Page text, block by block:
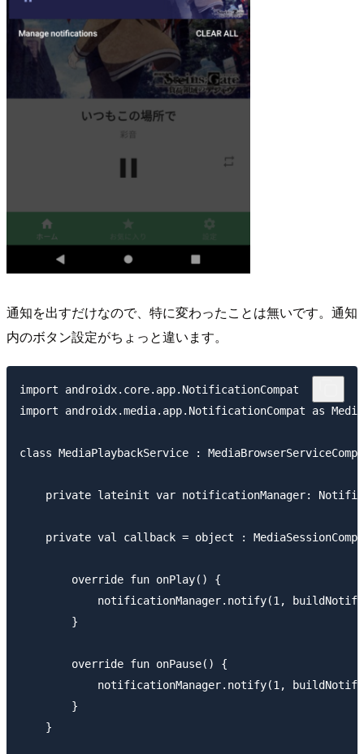
通知を出すだけなので、特に変わったことは無いです。通知
内のボタン設定がちょっと違います。
import androidx.core.app.NotificationCompat
import androidx.media.app.NotificationCompat as
class MediaPlaybackService :
private lateinit var notificationManager:
private val callback = object :
        override fun onPlay() {
notificationManager.notify(1,
        }
        override fun onPause() {
notificationManager.notify(1,
        }
    }